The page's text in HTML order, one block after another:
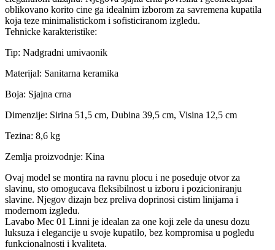
oblikovano korito cine ga idealnim izborom za savremena kupatila
koja teze minimalistickom i sofisticiranom izgledu.
Tehnicke karakteristike:
Tip: Nadgradni umivaonik
Materijal: Sanitarna keramika
Boja: Sjajna crna
Dimenzije: Sirina 51,5 cm, Dubina 39,5 cm, Visina 12,5 cm
Tezina: 8,6 kg
Zemlja proizvodnje: Kina
Ovaj model se montira na ravnu plocu i ne poseduje otvor za
slavinu, sto omogucava fleksibilnost u izboru i pozicioniranju
slavine. Njegov dizajn bez preliva doprinosi cistim linijama i
modernom izgledu.
Lavabo Mec 01 Linni je idealan za one koji zele da unesu dozu
luksuza i elegancije u svoje kupatilo, bez kompromisa u pogledu
funkcionalnosti i kvaliteta.